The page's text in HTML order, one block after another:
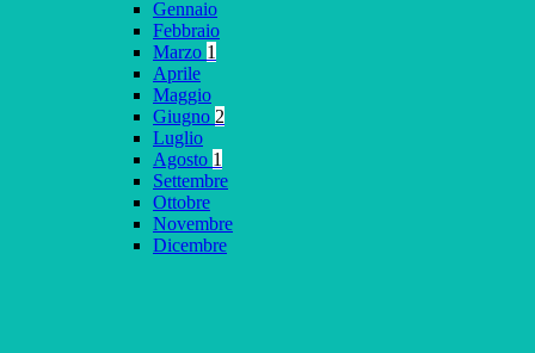
Gennaio
Febbraio
Marzo 1
Aprile
Maggio
Giugno 2
Luglio
Agosto 1
Settembre
Ottobre
Novembre
Dicembre